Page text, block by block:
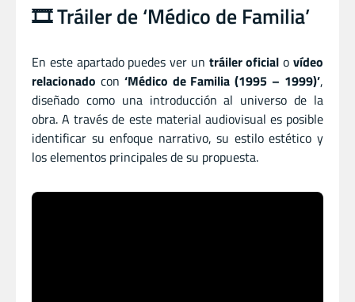
🎞️ Tráiler de ‘Médico de Familia’
En este apartado puedes ver un tráiler oficial ovídeo
relacionado con ‘Médico de Familia (1995 – 1999)’,
diseñado como una introducción al universo de la
obra. A través de este material audiovisual es posible
identificar su enfoque narrativo, su estilo estético y
los elementos principales de su propuesta.